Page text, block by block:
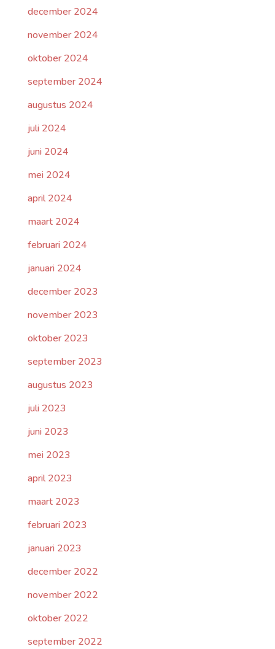
december 2024
november 2024
oktober 2024
september 2024
augustus 2024
juli 2024
juni 2024
mei 2024
april 2024
maart 2024
februari 2024
januari 2024
december 2023
november 2023
oktober 2023
september 2023
augustus 2023
juli 2023
juni 2023
mei 2023
april 2023
maart 2023
februari 2023
januari 2023
december 2022
november 2022
oktober 2022
september 2022